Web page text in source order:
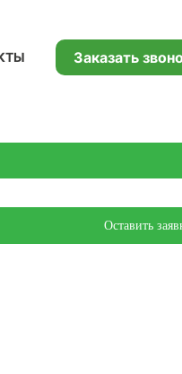
Заказать
Оставить